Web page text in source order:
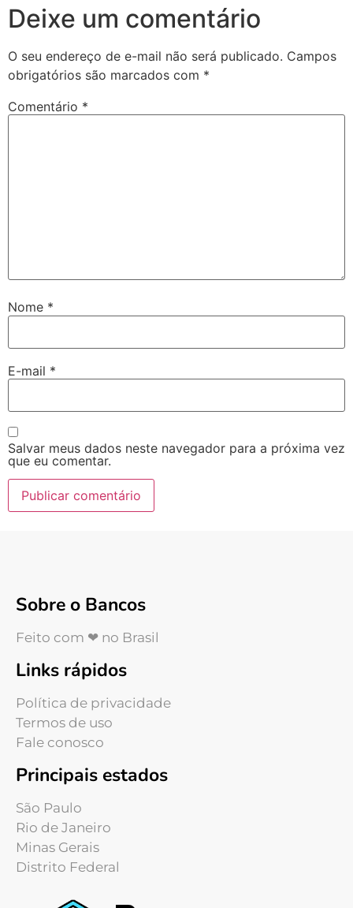
Deixe um comentário
O seu endereço de e-mail não será publicado. Campos
obrigatórios são marcados com *
Comentário *
Nome *
E-mail *
Salvar meus dados neste navegador para a próxima vez
que eu comentar.
Sobre o Bancos
Feito com ❤ no Brasil
Links rápidos
Política de privacidade
Termos de uso
Fale conosco
Principais estados
São Paulo
Rio de Janeiro
Minas Gerais
Distrito Federal